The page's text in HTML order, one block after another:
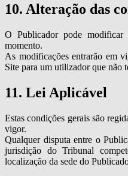
10. Alteração das
O Publicador pode
momento.
As modificações entrarão em
Site para um utilizador que não
11. Lei Aplicável
Estas condições gerais são
vigor.
Qualquer disputa entre o
jurisdição do Tribunal
localização da sede do